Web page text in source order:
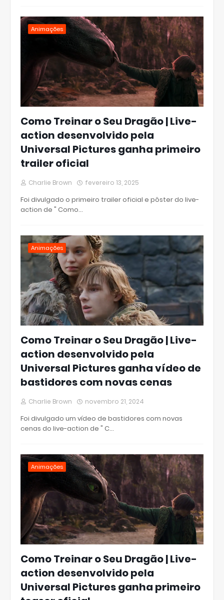
Animações
Como Treinar o Seu Dragão | Live-
action desenvolvido pela
Universal Pictures ganha primeiro
trailer oficial
Charlie Brown fevereiro 13, 2025
Foi divulgado o primeiro trailer oficial e pôster do live-
action de " Como…
Animações
Como Treinar o Seu Dragão | Live-
action desenvolvido pela
Universal Pictures ganha vídeo de
bastidores com novas cenas
Charlie Brown novembro 21, 2024
Foi divulgado um vídeo de bastidores com novas
cenas do live-action de " C…
Animações
Como Treinar o Seu Dragão | Live-
action desenvolvido pela
Universal Pictures ganha primeiro